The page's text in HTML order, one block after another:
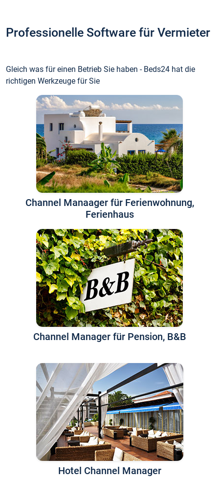
Professionelle Software für Vermieter
Gleich was für einen Betrieb Sie haben - Beds24 hat die
richtigen Werkzeuge für Sie
Channel Manaager für Ferienwohnung,
Ferienhaus
Channel Manager für Pension, B&B
Hotel Channel Manager